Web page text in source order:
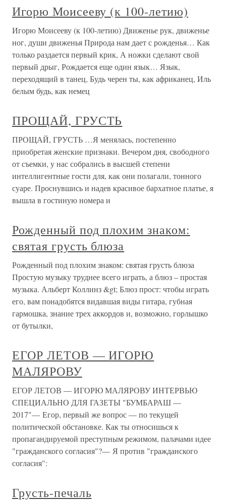
Игорю Моисееву (к 100-летию)
Игорю Моисееву (к 100-летию) Движенье рук, движенье
ног, души движенья Природа нам дает с рожденья… Как
только раздается первый крик, А ножки сделают свой
первый дрыг, Рождается еще один язык… Язык,
переходящий в танец, Будь черен ты, как африканец, Иль
белым будь, как немец
ПРОЩАЙ, ГРУСТЬ
ПРОЩАЙ, ГРУСТЬ …Я менялась, постепенно
приобретая женские признаки. Вечером дня, свободного
от съемки, у нас собрались в высшей степени
интеллигентные гости для, как они полагали, тонного
суаре. Проснувшись и надев красивое бархатное платье, я
вышла в гостиную номера и
Рожденный под плохим знаком:
святая грусть блюза
Рожденный под плохим знаком: святая грусть блюза
Простую музыку труднее всего играть, а блюз – простая
музыка. Альберт Коллинз &gt; Блюз прост: чтобы играть
его, вам понадобятся видавшая виды гитара, губная
гармошка, знание трех аккордов и, возможно, горлышко
от бутылки,
ЕГОР ЛЕТОВ — ИГОРЮ
МАЛЯРОВУ
ЕГОР ЛЕТОВ — ИГОРЮ МАЛЯРОВУ ИНТЕРВЬЮ
СПЕЦИАЛЬНО ДЛЯ ГАЗЕТЫ "БУМБАРАШ —
2017"— Егор, первый же вопрос — по текущей
политической обстановке. Как ты относишься к
пропагандируемой преступным режимом, палачами идее
"гражданского согласия"?— Я против "гражданского
согласия":
Грусть-печаль